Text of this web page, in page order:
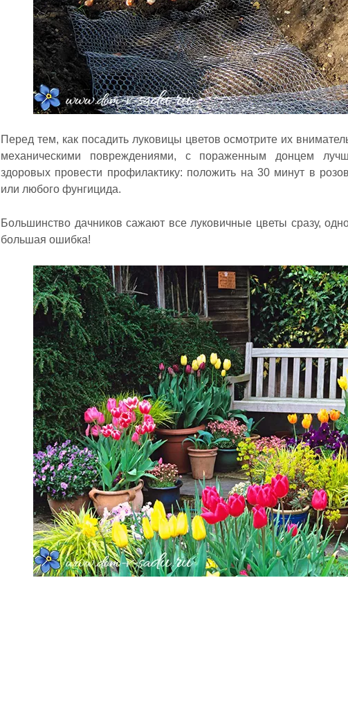
Перед тем, как посадить луковицы цветов осмотрите их
механическими повреждениями, с пораженным донцем
здоровых провести профилактику: положить на 30 минут в
или любого фунгицида.
Большинство дачников сажают все луковичные цветы сразу,
большая ошибка!